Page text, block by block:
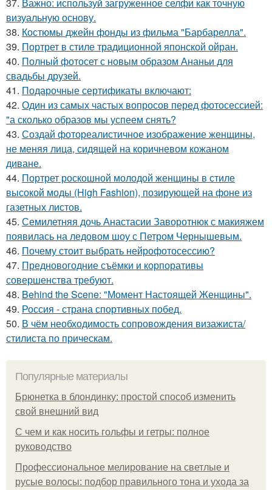
визуальную основу.
38. Костюмы джейн фонды из фильма "Барбарелла".
39. Портрет в стиле традиционной японской ойран.
40. Полный фотосет с новым образом Ананьи для
свадьбы друзей.
41. Подарочные сертификаты включают:
42. Один из самых частых вопросов перед фотосессией:
"а сколько образов мы успеем снять?
43. Создай фотореалистичное изображение женщины,
не меняя лица, сидящей на коричневом кожаном
диване.
44. Портрет роскошной молодой женщины в стиле
высокой моды (High Fashion), позирующей на фоне из
газетных листов.
45. Семилетняя дочь Анастасии Заворотнюк с макияжем
появилась на ледовом шоу с Петром Чернышевым.
46. Почему стоит выбрать нейрофотосессию?
47. Предновогодние съёмки и корпоративы
совершенства требуют.
48. Behind the Scene: "Момент Настоящей Женщины".
49. Россия - страна спортивных побед.
50. В чём необходимость сопровождения визажиста/
стилиста по прическам.
Популярные материалы
Брюнетка в блондинку: простой способ изменить
свой внешний вид
С чем и как носить гольфы и гетры: полное
руководство
Профессиональное мелирование на светлые и
русые волосы: подбор правильного тона и ухода за